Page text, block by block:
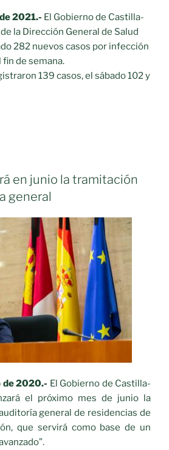
2021.- El Gobierno de Castilla-
la Dirección General de Salud
282 nuevos casos por infección
de semana.
139 casos, el sábado 102 y
positivos
Residencias
en junio la tramitación
general
de 2020.- El Gobierno de Castilla-
el próximo mes de junio la
general de residencias de
que servirá como base de un